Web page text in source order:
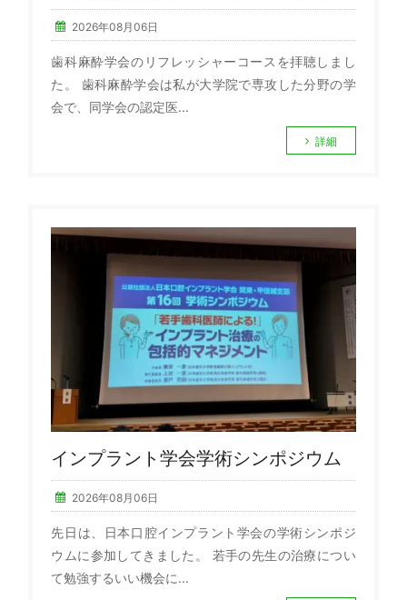
2026年08月06日
歯科麻酔学会のリフレッシャーコースを拝聴しまし
た。 歯科麻酔学会は私が大学院で専攻した分野の学
会で、同学会の認定医...
詳細
インプラント学会学術シンポジウム
2026年08月06日
先日は、日本口腔インプラント学会の学術シンポジ
ウムに参加してきました。 若手の先生の治療につい
て勉強するいい機会に...